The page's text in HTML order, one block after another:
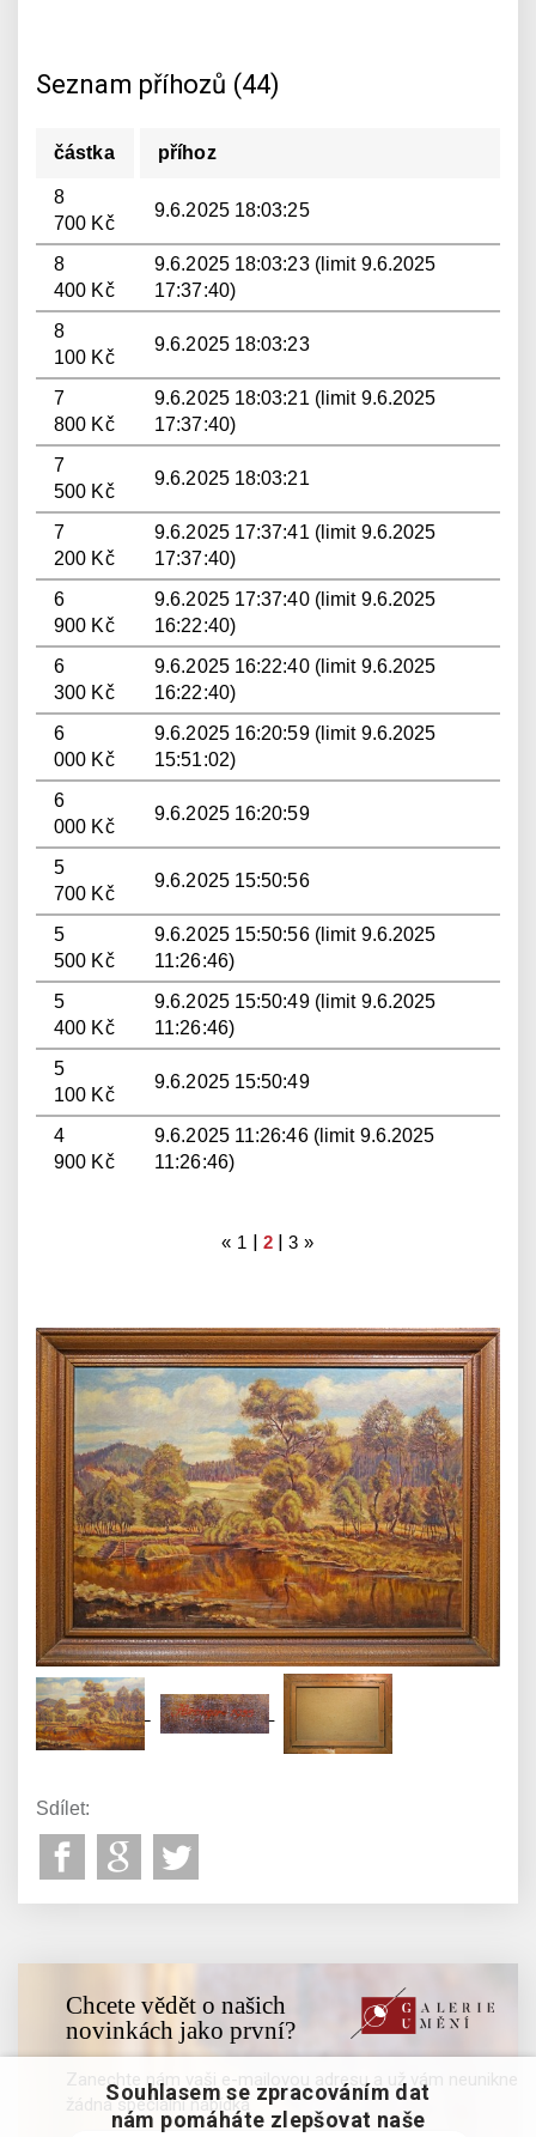
Seznam příhozů (44)
částka příhoz
8
700 Kč
9.6.2025 18:03:25
8
400 Kč
9.6.2025 18:03:23 (limit 9.6.2025
17:37:40)
8
100 Kč
9.6.2025 18:03:23
7
800 Kč
9.6.2025 18:03:21 (limit 9.6.2025
17:37:40)
7
500 Kč
9.6.2025 18:03:21
7
200 Kč
9.6.2025 17:37:41 (limit 9.6.2025
17:37:40)
6
900 Kč
9.6.2025 17:37:40 (limit 9.6.2025
16:22:40)
6
300 Kč
9.6.2025 16:22:40 (limit 9.6.2025
16:22:40)
6
000 Kč
9.6.2025 16:20:59 (limit 9.6.2025
15:51:02)
6
000 Kč
9.6.2025 16:20:59
5
700 Kč
9.6.2025 15:50:56
5
500 Kč
9.6.2025 15:50:56 (limit 9.6.2025
11:26:46)
5
400 Kč
9.6.2025 15:50:49 (limit 9.6.2025
11:26:46)
5
100 Kč
9.6.2025 15:50:49
4
900 Kč
9.6.2025 11:26:46 (limit 9.6.2025
11:26:46)
« 1 | 2 |3 »
Sdílet:
Chcete vědět o našich
novinkách jako první?
Zanechte nám vaši e-mailovou adresu a už vám neunikne
žádná speciální nabídka
Souhlasem se zpracováním dat
nám pomáháte zlepšovat naše